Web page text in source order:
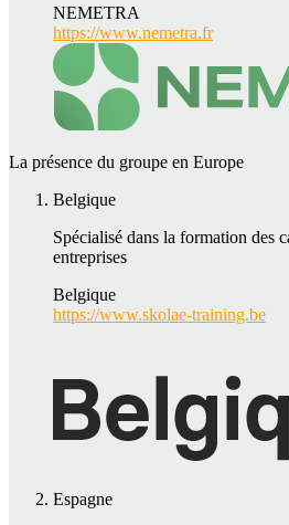
NEMETRA
https://www.nemetra.fr
La présence du groupe en Europe
Belgique
Spécialisé dans la formation des
entreprises
Belgique
https://www.skolae-training.be
Espagne